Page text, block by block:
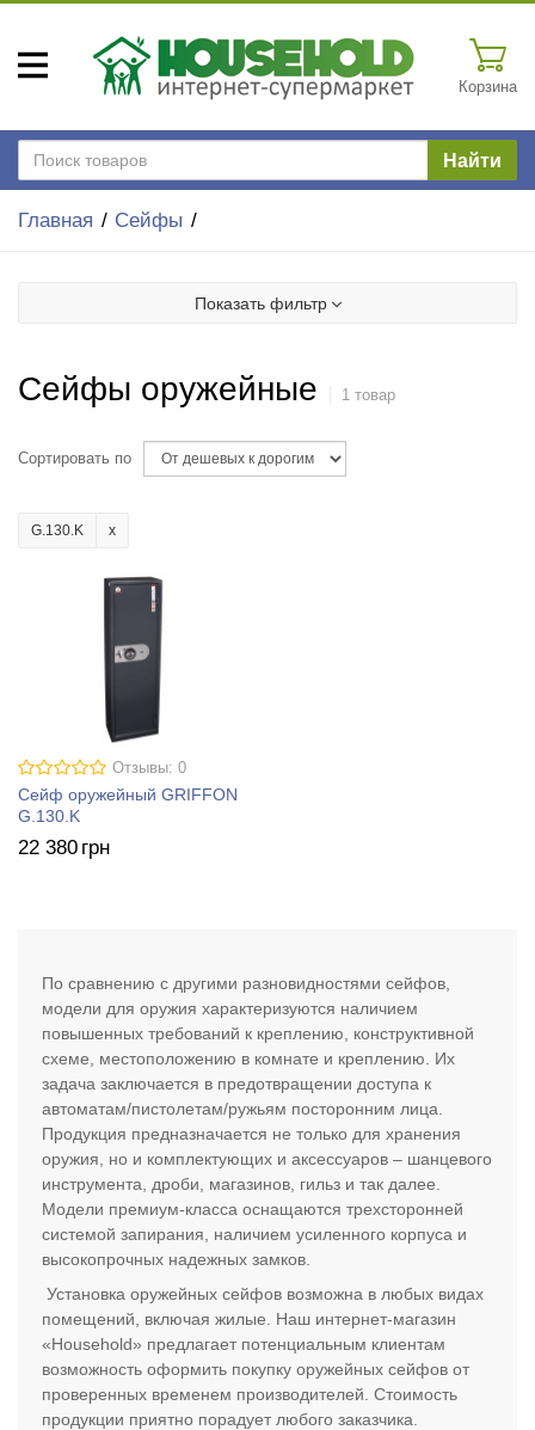
Корзина
Найти
Главная Сейфы
Показать фильтр
Сейфы оружейные 1 товар
Сортировать по
G.130.K
Отзывы: 0
Сейф оружейный GRIFFON
G.130.K
22 380 грн
По сравнению с другими разновидностями сейфов,
модели для оружия характеризуются наличием
повышенных требований к креплению, конструктивной
схеме, местоположению в комнате и креплению. Их
задача заключается в предотвращении доступа к
автоматам/пистолетам/ружьям посторонним лица.
Продукция предназначается не только для хранения
оружия, но и комплектующих и аксессуаров – шанцевого
инструмента, дроби, магазинов, гильз и так далее.
Модели премиум-класса оснащаются трехсторонней
системой запирания, наличием усиленного корпуса и
высокопрочных надежных замков.
Установка оружейных сейфов возможна в любых видах
помещений, включая жилые. Наш интернет-магазин
«Household» предлагает потенциальным клиентам
возможность оформить покупку оружейных сейфов от
проверенных временем производителей. Стоимость
продукции приятно порадует любого заказчика.